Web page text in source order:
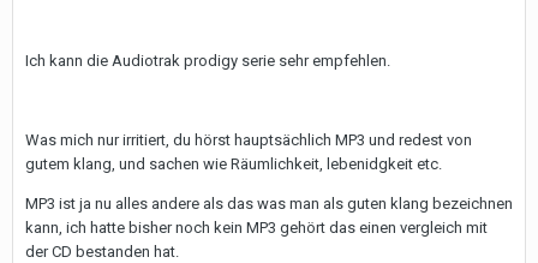
Ich kann die Audiotrak prodigy serie sehr empfehlen.
Was mich nur irritiert, du hörst hauptsächlich MP3 und redest von
gutem klang, und sachen wie Räumlichkeit, lebenidgkeit etc.
MP3 ist ja nu alles andere als das was man als guten klang bezeichnen
kann, ich hatte bisher noch kein MP3 gehört das einen vergleich mit
der CD bestanden hat.